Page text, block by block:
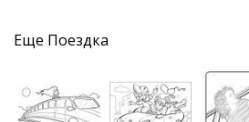
Еще Поездка